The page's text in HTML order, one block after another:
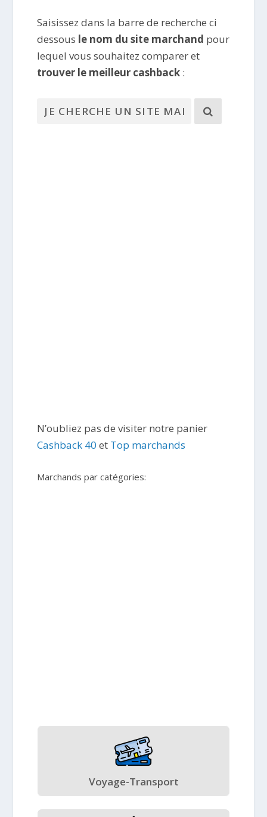
Saisissez dans la barre de recherche ci
dessous le nom du site marchand pour
lequel vous souhaitez comparer et
trouver le meilleur cashback :
N’oubliez pas de visiter notre panier
Cashback 40 et Top marchands
Marchands par catégories:
Voyage-Transport